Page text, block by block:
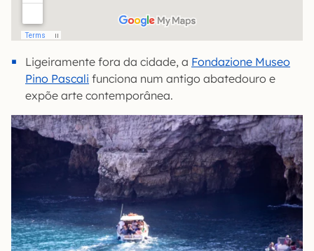
Ligeiramente fora da cidade, a Fondazione Museo
Pino Pascali funciona num antigo abatedouro e
expõe arte contemporânea.